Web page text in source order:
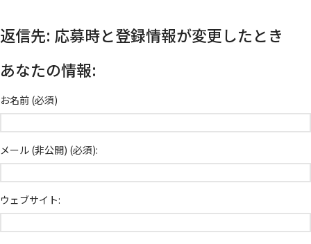
返信先: 応募時と登録情報が変更したとき
あなたの情報:
お名前 (必須)
メール (非公開) (必須):
ウェブサイト: